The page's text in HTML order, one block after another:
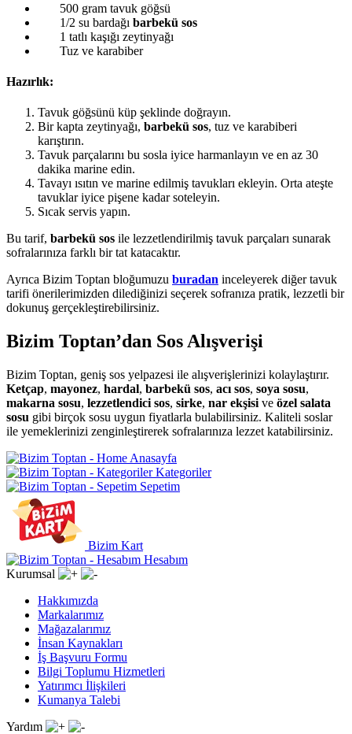
500 gram tavuk göğsü
1/2 su bardağı barbekü sos
1 tatlı kaşığı zeytinyağı
Tuz ve karabiber
Hazırlık:
Tavuk göğsünü küp şeklinde doğrayın.
Bir kapta zeytinyağı, barbekü sos, tuz ve karabiberi
karıştırın.
Tavuk parçalarını bu sosla iyice harmanlayın ve en az 30
dakika marine edin.
Tavayı ısıtın ve marine edilmiş tavukları ekleyin. Orta ateşte
tavuklar iyice pişene kadar soteleyin.
Sıcak servis yapın.
Bu tarif, barbekü sos ile lezzetlendirilmiş tavuk parçaları sunarak
sofralarınıza farklı bir tat katacaktır.
Ayrıca Bizim Toptan bloğumuzu buradan inceleyerek diğer tavuk
tarifi önerilerimizden dilediğinizi seçerek sofranıza pratik, lezzetli bir
dokunuş gerçekleştirebilirsiniz.
Bizim Toptan’dan Sos Alışverişi
Bizim Toptan, geniş sos yelpazesi ile alışverişlerinizi kolaylaştırır.
Ketçap, mayonez, hardal, barbekü sos, acı sos, soya sosu,
makarna sosu, lezzetlendici sos, sirke, nar ekşisi ve özel salata
sosu gibi birçok sosu uygun fiyatlarla bulabilirsiniz. Kaliteli soslar
ile yemeklerinizi zenginleştirerek sofralarınıza lezzet katabilirsiniz.
Anasayfa
Kategoriler
Sepetim
Bizim Kart
Hesabım
Kurumsal
Hakkımızda
Markalarımız
Mağazalarımız
İnsan Kaynakları
İş Başvuru Formu
Bilgi Toplumu Hizmetleri
Yatırımcı İlişkileri
Kumanya Talebi
Yardım